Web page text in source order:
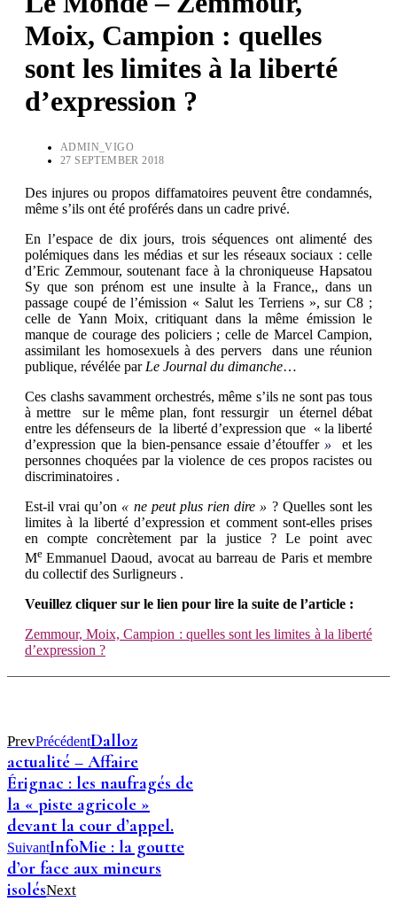
Moix, Campion : quelles
sont les limites à la liberté
d’expression ?
ADMIN_VIGO
27 SEPTEMBER 2018
Des injures ou propos diffamatoires peuvent être condamnés,
même s’ils ont été proférés dans un cadre privé.
En l’espace de dix jours, trois séquences ont alimenté des
polémiques dans les médias et sur les réseaux sociaux : celle
d’Eric Zemmour, soutenant face à la chroniqueuse Hapsatou
Sy que son prénom est une insulte à la France,, dans un
passage coupé de l’émission « Salut les Terriens », sur C8 ;
celle de Yann Moix, critiquant dans la même émission le
manque de courage des policiers ; celle de Marcel Campion,
assimilant les homosexuels à des pervers dans une réunion
publique, révélée par Le Journal du dimanche…
Ces clashs savamment orchestrés, même s’ils ne sont pas tous
à mettre sur le même plan, font ressurgir un éternel débat
entre les défenseurs de la liberté d’expression que « la liberté
d’expression que la bien-pensance essaie d’étouffer»et les
personnes choquées par la violence de ces propos racistes ou
discriminatoires .
Est-il vrai qu’on « ne peut plus rien dire » ? Quelles sont les
limites à la liberté d’expression et comment sont-elles prises
en compte concrètement par la justice ? Le point avec
MeEmmanuel Daoud, avocat au barreau de Paris et membre
du collectif des Surligneurs .
Veuillez cliquer sur le lien pour lire la suite de l’article :
Zemmour, Moix, Campion : quelles sont les limites à la liberté
d’expression ?
PrevPrécédentDalloz
actualité – Affaire
Érignac : les naufragés de
la « piste agricole »
devant la cour d’appel.
SuivantInfoMie : la goutte
d’or face aux mineurs
isolésNext